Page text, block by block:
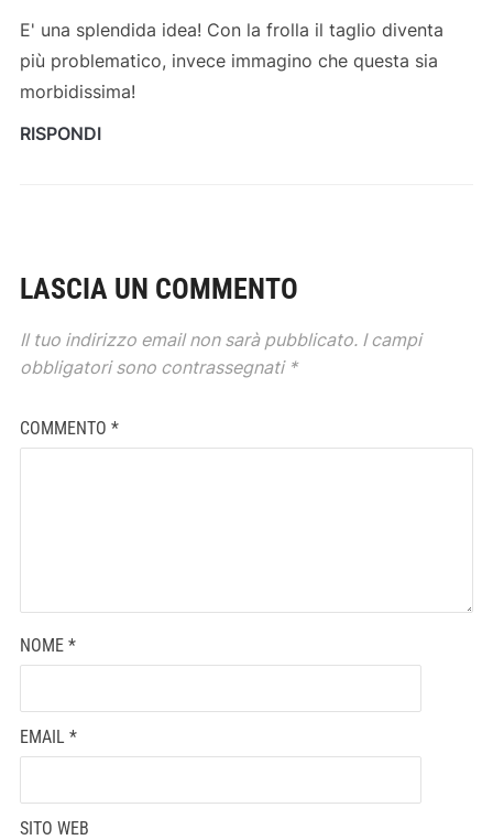
E' una splendida idea! Con la frolla il taglio diventa
più problematico, invece immagino che questa sia
morbidissima!
RISPONDI
LASCIA UN COMMENTO
Il tuo indirizzo email non sarà pubblicato. I campi
obbligatori sono contrassegnati *
COMMENTO *
NOME *
EMAIL *
SITO WEB